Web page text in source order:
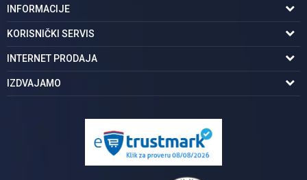
INFORMACIJE
O nama
Podaci o trgovcu
Karijera | postani deo tima
KORISNIČKI SERVIS
Uslovi korišćenja
Politika privatnosti
INTERNET PRODAJA
Kako kupiti
IZDVAJAMO
Pločice za kupatilo